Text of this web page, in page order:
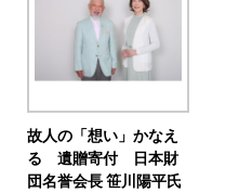
故人の「想い」かなえ
る 遺贈寄付 日本財
団名誉会長 笹川陽平氏